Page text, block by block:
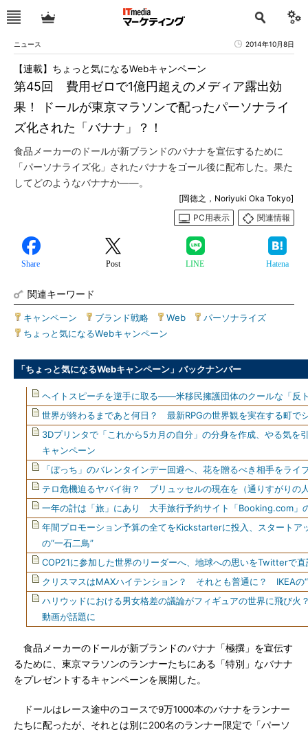
ニュース 2014年10月8日
第45回 費用ゼロで1億円超えのメディア露出効
果！ ドールが東京マラソンで配ったパーソナライ
ズ化された「バナナ」？！
【連載】ちょっと気になるWebキャンペーン
食品メーカーのドールが新ブランドのバナナを宣伝するために
「パーソナライズ化」されたバナナをゴール後に配布した。果た
してどのようなバナナか――。
[岡徳之，Noriyuki Oka Tokyo]
PC用表示
関連情報
Share Post LINE Hatena
関連キーワード
キャンペーン ブランド戦略 Web パーソナライズ
ちょっと気になるWebキャンペーン
「ちょっと気になるWebキャンペーン」バックナンバー
ヘイトスピーチを逆手に取る――米移民擁護団体のクールな「反
世界が終わるまであと何日？ 最新RPGの世界観を実在する町で
3Dプリンタで「これから5カ月の自分」の分身を作成、やる気を
キャンペーン
「ぼっち」のバレンタインデー回避へ、花を贈るべき相手をライ
テロ危機迫るヤバイ街？ ブリュッセルの現在を（通りすがりの
一年の計は「旅」にあり 大手旅行予約サイト「Booking.com」
年間プロモーション予算の全てをKickstarterに投入、スタートア
の“一石二鳥”
COP21に参加した世界のリーダーへ、地球への思いをTwitterで直
クリスマスはMAXハイテンション？ それとも普通に？ IKEAの“
ハリウッドにおける男女格差の議論がフィギュアの世界に飛び
動画が話題に
食品メーカーのドールが新ブランドのバナナ「極撰」を宣伝す
るために、東京マラソンのランナーたちにある「特別」なバナナ
をプレゼントするキャンペーンを展開した。
ドールはレース途中のコースで9万1000本のバナナをランナー
たちに配ったが、それとは別に200名のランナー限定で「パーソ